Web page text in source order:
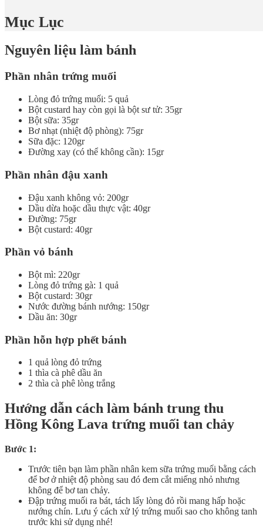
Mục Lục
Nguyên liệu làm bánh
Phần nhân trứng muối
Lòng đỏ trứng muối: 5 quả
Bột custard hay còn gọi là bột sư tử: 35gr
Bột sữa: 35gr
Bơ nhạt (nhiệt độ phòng): 75gr
Sữa đặc: 120gr
Đường xay (có thể không cần): 15gr
Phần nhân đậu xanh
Đậu xanh không vỏ: 200gr
Dầu dừa hoặc dầu thực vật: 40gr
Đường: 75gr
Bột custard: 40gr
Phần vỏ bánh
Bột mì: 220gr
Lòng đỏ trứng gà: 1 quả
Bột custard: 30gr
Nước đường bánh nướng: 150gr
Dầu ăn: 30gr
Phần hỗn hợp phết bánh
1 quả lòng đỏ trứng
1 thìa cà phê dầu ăn
2 thìa cà phê lòng trắng
Hướng dẫn cách làm bánh trung thu
Hồng Kông Lava trứng muối tan chảy
Bước 1:
Trước tiên bạn làm phần nhân kem sữa trứng muối bằng cách
để bơ ở nhiệt độ phòng sau đó đem cắt miếng nhỏ nhưng
không để bơ tan chảy.
Đập trứng muối ra bát, tách lấy lòng đỏ rồi mang hấp hoặc
nướng chín. Lưu ý cách xử lý trứng muối sao cho không tanh
trước khi sử dụng nhé!